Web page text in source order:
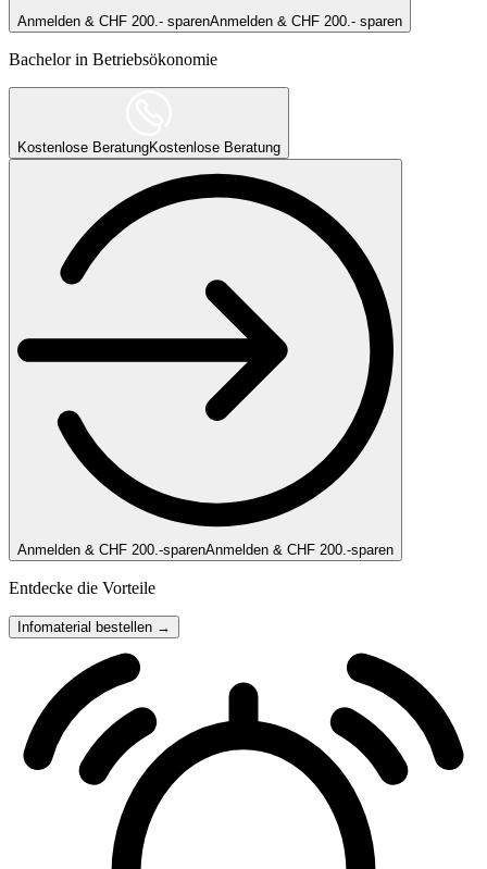
Anmelden & CHF 200.- sparenAnmelden & CHF 200.- sparen
Bachelor in Betriebsökonomie
Kostenlose BeratungKostenlose Beratung
Anmelden & CHF 200.-sparenAnmelden & CHF 200.-sparen
Entdecke die Vorteile
Infomaterial bestellen →